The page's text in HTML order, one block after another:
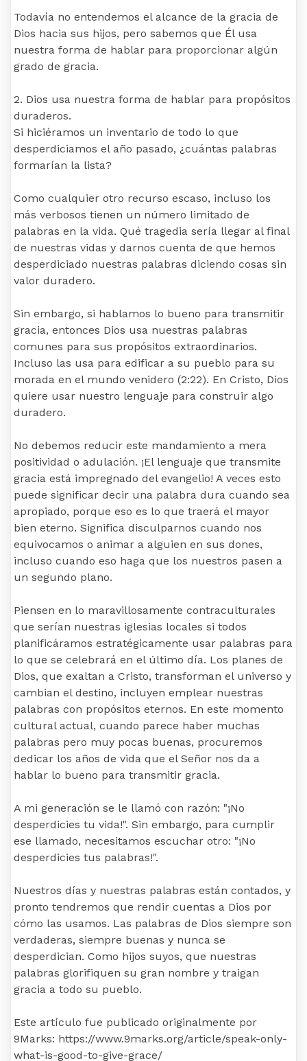
Todavía no entendemos el alcance de la gracia de
Dios hacia sus hijos, pero sabemos que Él usa
nuestra forma de hablar para proporcionar algún
grado de gracia.
2. Dios usa nuestra forma de hablar para propósitos
duraderos.
Si hiciéramos un inventario de todo lo que
desperdiciamos el año pasado, ¿cuántas palabras
formarían la lista?
Como cualquier otro recurso escaso, incluso los
más verbosos tienen un número limitado de
palabras en la vida. Qué tragedia sería llegar al final
de nuestras vidas y darnos cuenta de que hemos
desperdiciado nuestras palabras diciendo cosas sin
valor duradero.
Sin embargo, si hablamos lo bueno para transmitir
gracia, entonces Dios usa nuestras palabras
comunes para sus propósitos extraordinarios.
Incluso las usa para edificar a su pueblo para su
morada en el mundo venidero (2:22). En Cristo, Dios
quiere usar nuestro lenguaje para construir algo
duradero.
No debemos reducir este mandamiento a mera
positividad o adulación. ¡El lenguaje que transmite
gracia está impregnado del evangelio! A veces esto
puede significar decir una palabra dura cuando sea
apropiado, porque eso es lo que traerá el mayor
bien eterno. Significa disculparnos cuando nos
equivocamos o animar a alguien en sus dones,
incluso cuando eso haga que los nuestros pasen a
un segundo plano.
Piensen en lo maravillosamente contraculturales
que serían nuestras iglesias locales si todos
planificáramos estratégicamente usar palabras para
lo que se celebrará en el último día. Los planes de
Dios, que exaltan a Cristo, transforman el universo y
cambian el destino, incluyen emplear nuestras
palabras con propósitos eternos. En este momento
cultural actual, cuando parece haber muchas
palabras pero muy pocas buenas, procuremos
dedicar los años de vida que el Señor nos da a
hablar lo bueno para transmitir gracia.
A mi generación se le llamó con razón: "¡No
desperdicies tu vida!". Sin embargo, para cumplir
ese llamado, necesitamos escuchar otro: "¡No
desperdicies tus palabras!".
Nuestros días y nuestras palabras están contados, y
pronto tendremos que rendir cuentas a Dios por
cómo las usamos. Las palabras de Dios siempre son
verdaderas, siempre buenas y nunca se
desperdician. Como hijos suyos, que nuestras
palabras glorifiquen su gran nombre y traigan
gracia a todo su pueblo.
Este artículo fue publicado originalmente por
9Marks: https://www.9marks.org/article/speak-only-
what-is-good-to-give-grace/